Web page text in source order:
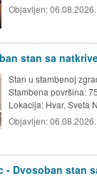
Objavljen:06.08.2026.
stan sa
Stan u stambenoj
Stambena površina:
Lokacija: Hvar, Sveta
Objavljen:06.08.2026.
- Dvosoban stan